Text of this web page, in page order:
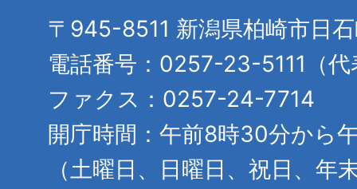
〒945-8511 新潟県柏崎市日
電話番号：0257-23-5111（代
ファクス：0257-24-7714
開庁時間：午前8時30分から
（土曜日、日曜日、祝日、年